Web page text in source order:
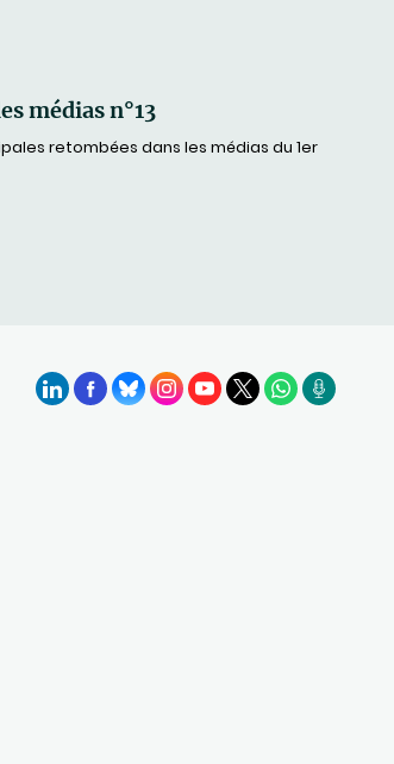
médias n°13
retombées dans les médias du 1er
LinkedInFacebook
BlueSkyInstagram
YouTube
X WhatsApp
Podcasts